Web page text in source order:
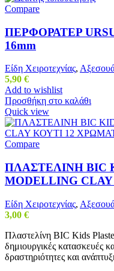
Compare
ΠΕΡΦΟΡΑΤΕΡ
16mm
Είδη Χειροτεχνίας,
5,90 €
Add to wishlist
Προσθήκη στο καλάθι
Quick view
Compare
ΠΛΑΣΤΕΛΙΝΗ BIC
MODELLING
Είδη Χειροτεχνίας,
3,00 €
Πλαστελίνη BIC Kids
δημιουργικές κατασκευές
δραστηριότητες και